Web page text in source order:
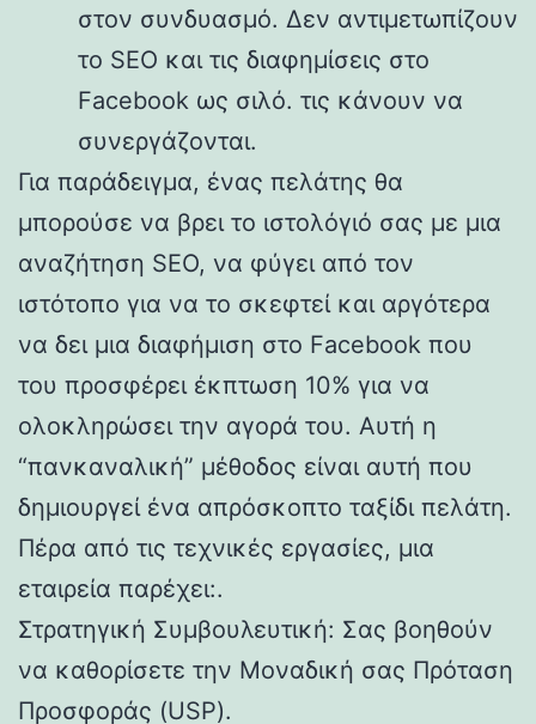
στον συνδυασμό. Δεν αντιμετωπίζουν
το SEO και τις διαφημίσεις στο
Facebook ως σιλό. τις κάνουν να
συνεργάζονται.
Για παράδειγμα, ένας πελάτης θα
μπορούσε να βρει το ιστολόγιό σας με μια
αναζήτηση SEO, να φύγει από τον
ιστότοπο για να το σκεφτεί και αργότερα
να δει μια διαφήμιση στο Facebook που
του προσφέρει έκπτωση 10% για να
ολοκληρώσει την αγορά του. Αυτή η
“πανκαναλική” μέθοδος είναι αυτή που
δημιουργεί ένα απρόσκοπτο ταξίδι πελάτη.
Πέρα από τις τεχνικές εργασίες, μια
εταιρεία παρέχει:.
Στρατηγική Συμβουλευτική: Σας βοηθούν
να καθορίσετε την Μοναδική σας Πρόταση
Προσφοράς (USP).